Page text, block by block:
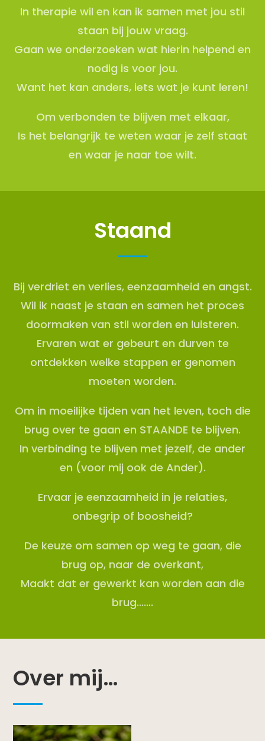
In therapie wil en kan ik samen met jou stil
staan bij jouw vraag.
Gaan we onderzoeken wat hierin helpend en
nodig is voor jou.
Want het kan anders, iets wat je kunt leren!
Om verbonden te blijven met elkaar,
Is het belangrijk te weten waar je zelf staat
en waar je naar toe wilt.
Staand
Bij verdriet en verlies, eenzaamheid en angst.
Wil ik naast je staan en samen het proces
doormaken van stil worden en luisteren.
Ervaren wat er gebeurt en durven te
ontdekken welke stappen er genomen
moeten worden.
Om in moeilijke tijden van het leven, toch die
brug over te gaan en STAANDE te blijven.
In verbinding te blijven met jezelf, de ander
en (voor mij ook de Ander).
Ervaar je eenzaamheid in je relaties,
onbegrip of boosheid?
De keuze om samen op weg te gaan, die
brug op, naar de overkant,
Maakt dat er gewerkt kan worden aan die
brug…….
Over mij…